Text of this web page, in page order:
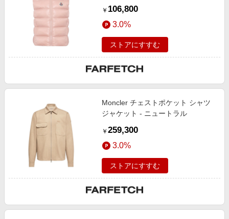
￥ 106,800
3.0%
ストアにすすむ
Moncler チェストポケット シャツ
ジャケット - ニュートラル
￥ 259,300
3.0%
ストアにすすむ